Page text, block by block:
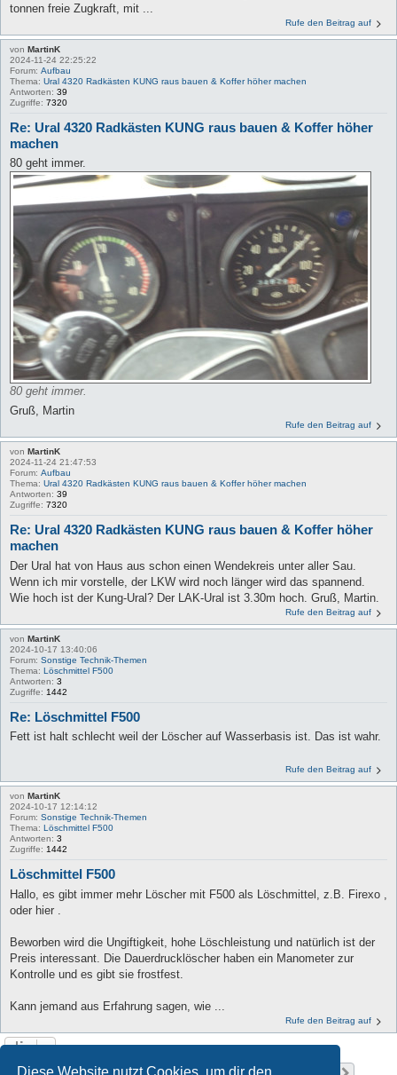
Diese Website nutzt Cookies, um dir den
tonnen freie Zugkraft, mit ...
Rufe den Beitrag auf
von MartinK
2024-11-24 22:25:22
Forum: Aufbau
Thema: Ural 4320 Radkästen KUNG raus bauen & Koffer höher machen
Antworten: 39
Zugriffe: 7320
Re: Ural 4320 Radkästen KUNG raus bauen & Koffer höher
machen
80 geht immer.
80 geht immer.
Gruß, Martin
Rufe den Beitrag auf
von MartinK
2024-11-24 21:47:53
Forum: Aufbau
Thema: Ural 4320 Radkästen KUNG raus bauen & Koffer höher machen
Antworten: 39
Zugriffe: 7320
Re: Ural 4320 Radkästen KUNG raus bauen & Koffer höher
machen
Der Ural hat von Haus aus schon einen Wendekreis unter aller Sau.
Wenn ich mir vorstelle, der LKW wird noch länger wird das spannend.
Wie hoch ist der Kung-Ural? Der LAK-Ural ist 3.30m hoch. Gruß, Martin.
Rufe den Beitrag auf
von MartinK
2024-10-17 13:40:06
Forum: Sonstige Technik-Themen
Thema: Löschmittel F500
Antworten: 3
Zugriffe: 1442
Re: Löschmittel F500
Fett ist halt schlecht weil der Löscher auf Wasserbasis ist. Das ist wahr.
Rufe den Beitrag auf
von MartinK
2024-10-17 12:14:12
Forum: Sonstige Technik-Themen
Thema: Löschmittel F500
Antworten: 3
Zugriffe: 1442
Löschmittel F500
Hallo, es gibt immer mehr Löscher mit F500 als Löschmittel, z.B. Firexo ,
oder hier .
Beworben wird die Ungiftigkeit, hohe Löschleistung und natürlich ist der
Preis interessant. Die Dauerdrucklöscher haben ein Manometer zur
Kontrolle und es gibt sie frostfest.
Kann jemand aus Erfahrung sagen, wie ...
Rufe den Beitrag auf
Die Suche ergab 980 Treffer